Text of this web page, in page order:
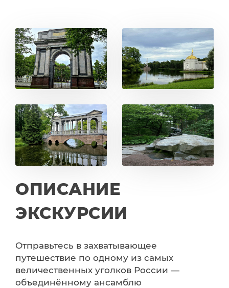
ОПИСАНИЕ
ЭКСКУРСИИ
Отправьтесь в захватывающее
путешествие по одному из самых
величественных уголков России —
объединённому ансамблю